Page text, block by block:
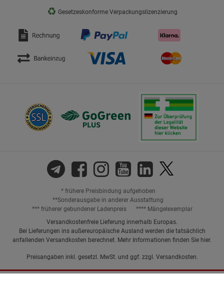
♻ Gesetzeskonforme Verpackungslizenzierung
* frühere Preisbindung aufgehoben
**Sonderausgabe in anderer Ausstattung
*** früherer gebundener Ladenpreis
**** Mängelexemplar
Versandkostenfreie Lieferung innerhalb Europas.
Bei Lieferungen ins außereuropäische Ausland werden die tatsächlich
anfallenden Versandkosten berechnet. Mehr Informationen finden Sie hier.
Preisangaben inkl. gesetzl. MwSt. und ggf. zzgl. Versandkosten.